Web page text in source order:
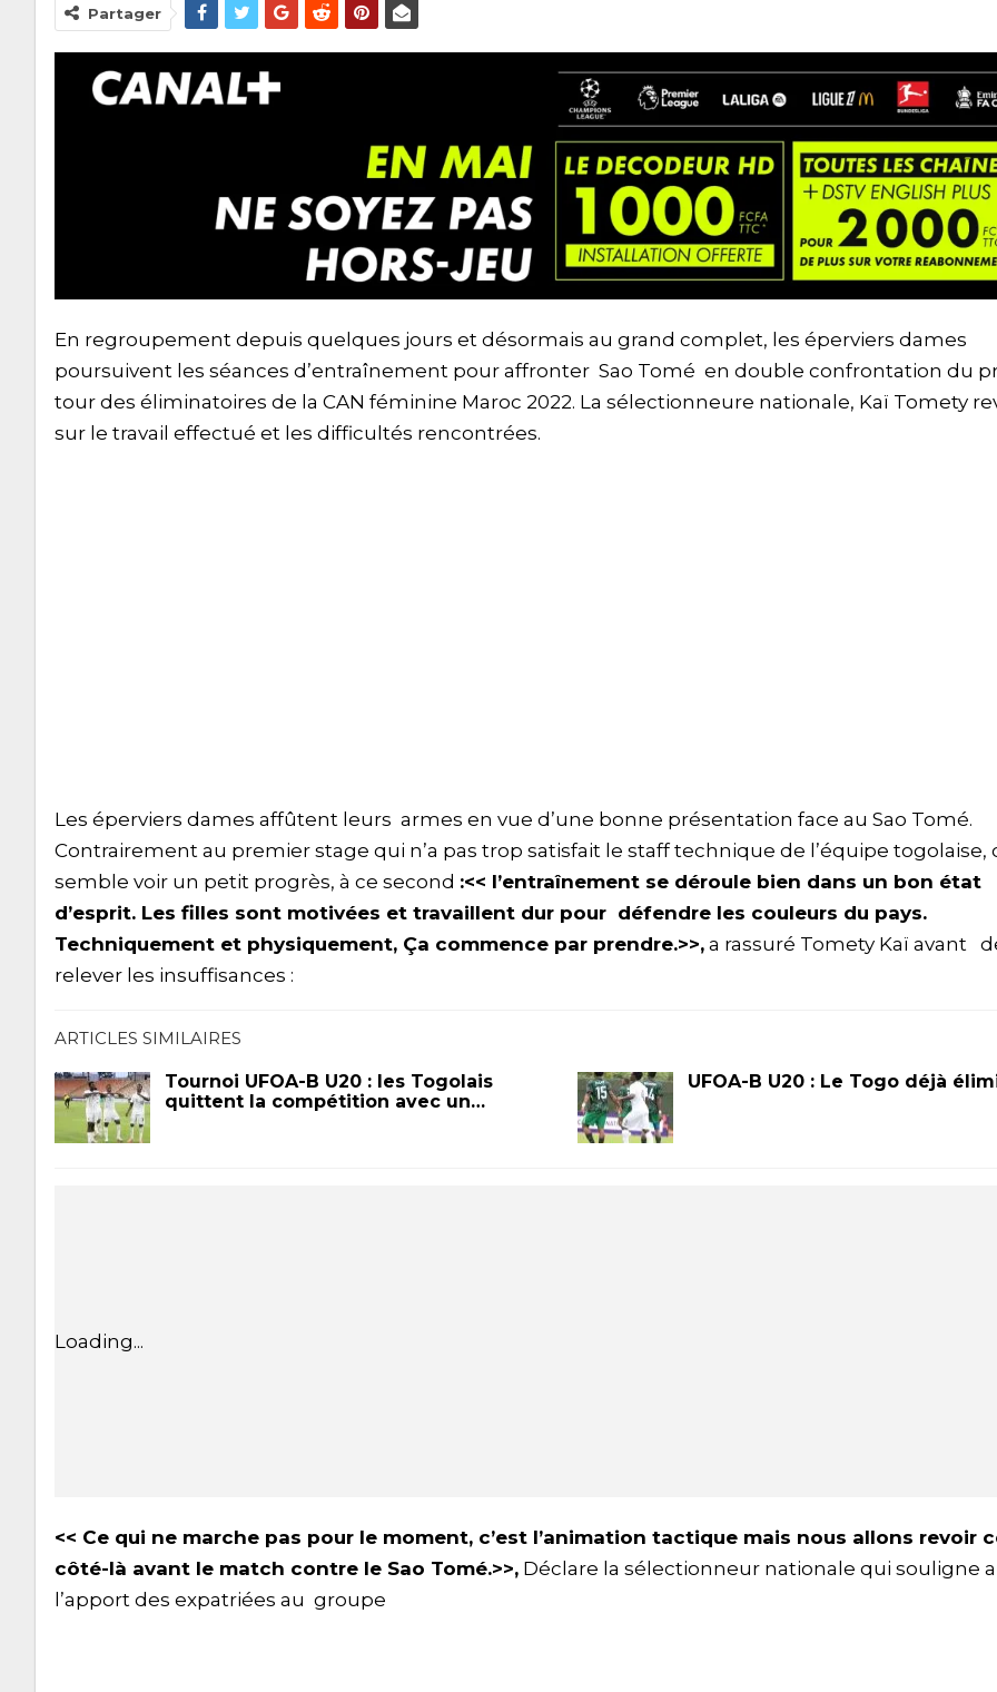
Partager
En regroupement depuis quelques jours et désormais au grand complet, les éperviers dames
poursuivent les séances d’entraînement pour affronter Sao Tomé en double confrontation du
tour des éliminatoires de la CAN féminine Maroc 2022. La sélectionneure nationale, Kaï Tomety
sur le travail effectué et les difficultés rencontrées.
Les éperviers dames affûtent leurs armes en vue d’une bonne présentation face au Sao Tomé.
Contrairement au premier stage qui n’a pas trop satisfait le staff technique de l’équipe togolaise,
semble voir un petit progrès, à ce second :<< l’entraînement se déroule bien dans un bon état
d’esprit. Les filles sont motivées et travaillent dur pour défendre les couleurs du pays.
Techniquement et physiquement, Ça commence par prendre.>>, a rassuré Tomety Kaï avant
relever les insuffisances :
ARTICLES SIMILAIRES
Tournoi UFOA-B U20 : les Togolais
quittent la compétition avec un…
UFOA-B U20 : Le Togo déjà
Loading...
<< Ce qui ne marche pas pour le moment, c’est l’animation tactique mais nous allons revoir
côté-là avant le match contre le Sao Tomé.>>, Déclare la sélectionneur nationale qui souligne
l’apport des expatriées au groupe